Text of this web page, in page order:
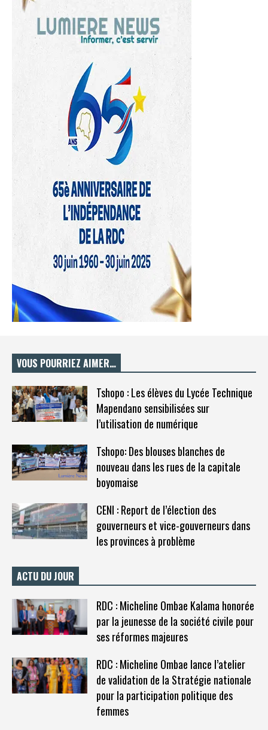
VOUS POURRIEZ AIMER…
Tshopo : Les élèves du Lycée Technique
Mapendano sensibilisées sur
l’utilisation de numérique
Tshopo: Des blouses blanches de
nouveau dans les rues de la capitale
boyomaise
CENI : Report de l’élection des
gouverneurs et vice-gouverneurs dans
les provinces à problème
ACTU DU JOUR
RDC : Micheline Ombae Kalama honorée
par la jeunesse de la société civile pour
ses réformes majeures
RDC : Micheline Ombae lance l’atelier
de validation de la Stratégie nationale
pour la participation politique des
femmes